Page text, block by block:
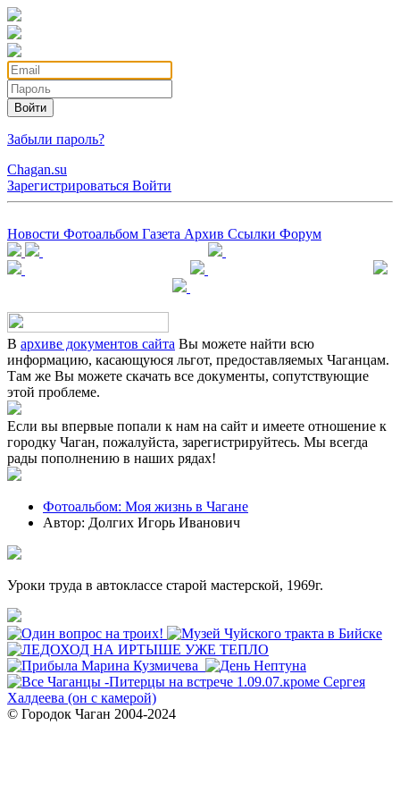
Войти
Забыли пароль?
Chagan.su
Зарегистрироваться Войти
Новости Фотоальбом Газета Архив Ссылки Форум
В архиве документов сайта Вы можете найти всю
информацию, касающуюся льгот, предоставляемых Чаганцам.
Там же Вы можете скачать все документы, сопутствующие
этой проблеме.
Если вы впервые попали к нам на сайт и имеете отношение к
городку Чаган, пожалуйста, зарегистрируйтесь. Мы всегда
рады пополнению в наших рядах!
Фотоальбом: Моя жизнь в Чагане
Автор: Долгих Игорь Иванович
Уроки труда в автоклассе старой мастерской, 1969г.
© Городок Чаган 2004-2024